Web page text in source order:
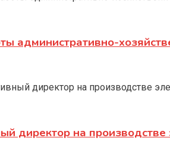
административно-
директор на производстве